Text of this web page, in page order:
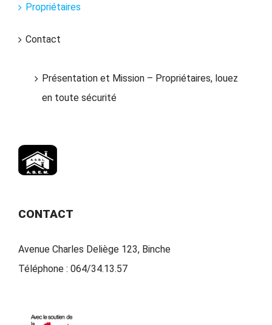
Propriétaires
Contact
Présentation et Mission – Propriétaires, louez
en toute sécurité
CONTACT
Avenue Charles Deliège 123, Binche
Téléphone : 064/34.13.57